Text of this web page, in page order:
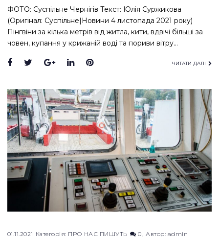
ФОТО: Суспільне Чернігів Текст: Юлія Суржикова
(Оригінал: Суспільне|Новини 4 листопада 2021 року)
Пінгвіни за кілька метрів від житла, кити, вдвічі більші за
човен, купання у крижаній воді та пориви вітру…
Facebook
TwitterGoogle+
LinkedInPinterest ЧИТАТИ ДАЛІ
01.11.2021 Категорія: ПРО НАС ПИШУТЬ 0 Автор: admin